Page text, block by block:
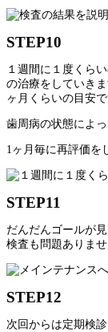
STEP10
１週間に１度くら
の治療をしていき
ヶ月くらいの目安
歯周病の状態によ
1ヶ月毎に再評価を
STEP11
だんだんゴールが
検査も問題ありませ
STEP12
次回からは定期検